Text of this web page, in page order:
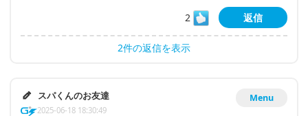
2
返信
2件の返信を表示
Menu
スパくんのお友達
2025-06-18 18:30:49